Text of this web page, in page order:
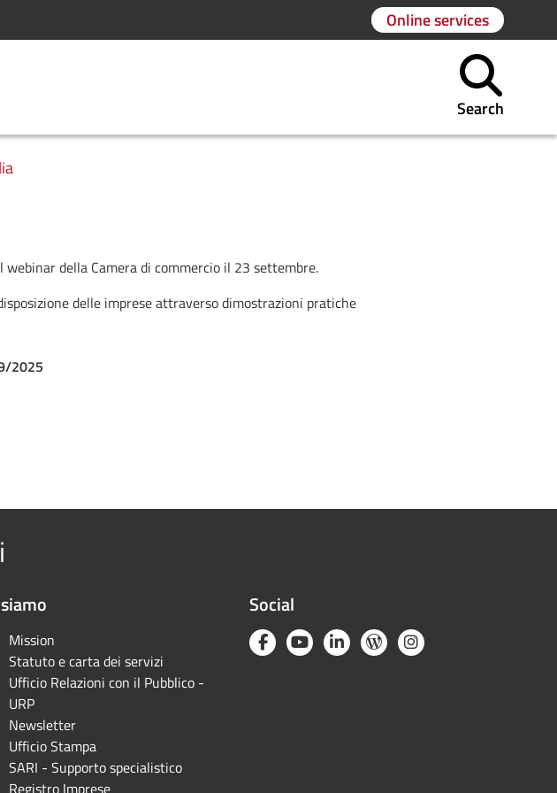
Online services
Search
della Camera di commercio il 23 settembre.
delle imprese attraverso dimostrazioni pratiche
2025
Mission
Statuto e carta dei servizi
Ufficio Relazioni con il Pubblico -
URP
Newsletter
Ufficio Stampa
SARI - Supporto specialistico
Registro Imprese
Social